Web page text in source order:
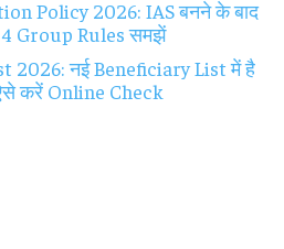
Policy 2026: IAS बनने के बाद
4 Group Rules समझें
2026: नई Beneficiary List में है
करें Online Check